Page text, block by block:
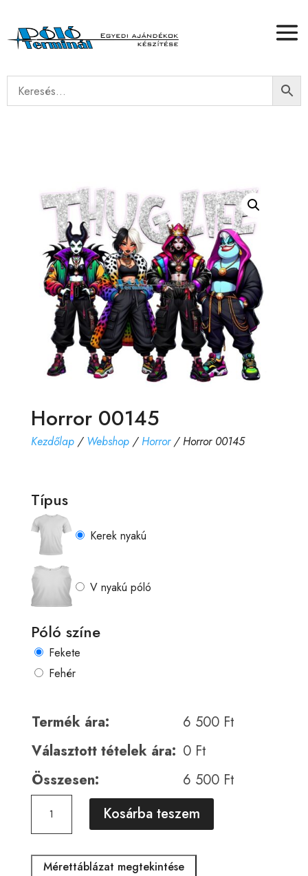
Horror 00145
Kezdőlap/ Webshop/ Horror/ Horror 00145
Típus
Kerek nyakú
V nyakú póló
Póló színe
Fekete
Fehér
Termék ára: 6 500 Ft
Választott tételek ára: 0 Ft
Összesen:
6 500 Ft
00145
Kosárba teszem
A
Mérettáblázat megtekintése